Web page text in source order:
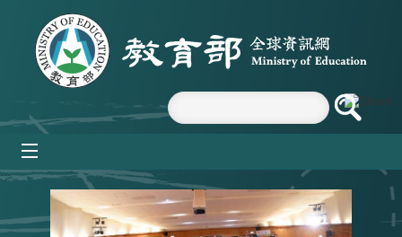
跳到主要內容區塊
:::